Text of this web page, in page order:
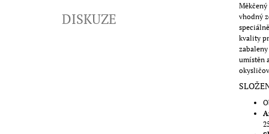
DISKUZE
vhodný
kvality
umístěn